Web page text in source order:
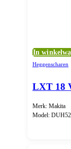
In
Heggenscharen
LXT 18
Merk: Makita
Model: